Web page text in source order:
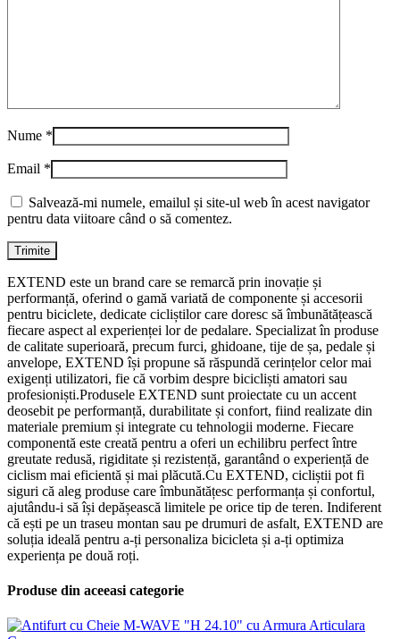
Nume *
Email *
Salvează-mi numele, emailul și site-ul web în acest navigator
pentru data viitoare când o să comentez.
EXTEND este un brand care se remarcă prin inovație și
performanță, oferind o gamă variată de componente și accesorii
pentru biciclete, dedicate cicliștilor care doresc să îmbunătățească
fiecare aspect al experienței lor de pedalare. Specializat în produse
de calitate superioară, precum furci, ghidoane, tije de șa, pedale și
anvelope, EXTEND își propune să răspundă cerințelor celor mai
exigenți utilizatori, fie că vorbim despre bicicliști amatori sau
profesioniști.Produsele EXTEND sunt proiectate cu un accent
deosebit pe performanță, durabilitate și confort, fiind realizate din
materiale premium și integrate cu tehnologii moderne. Fiecare
componentă este creată pentru a oferi un echilibru perfect între
greutate redusă, rigiditate și rezistență, garantând o experiență de
ciclism mai eficientă și mai plăcută.Cu EXTEND, cicliștii pot fi
siguri că aleg produse care îmbunătățesc performanța și confortul,
ajutându-i să își depășească limitele pe orice tip de teren. Indiferent
că ești pe un traseu montan sau pe drumuri de asfalt, EXTEND are
soluția ideală pentru a-ți personaliza bicicleta și a-ți optimiza
experiența pe două roți.
Produse din aceeasi categorie